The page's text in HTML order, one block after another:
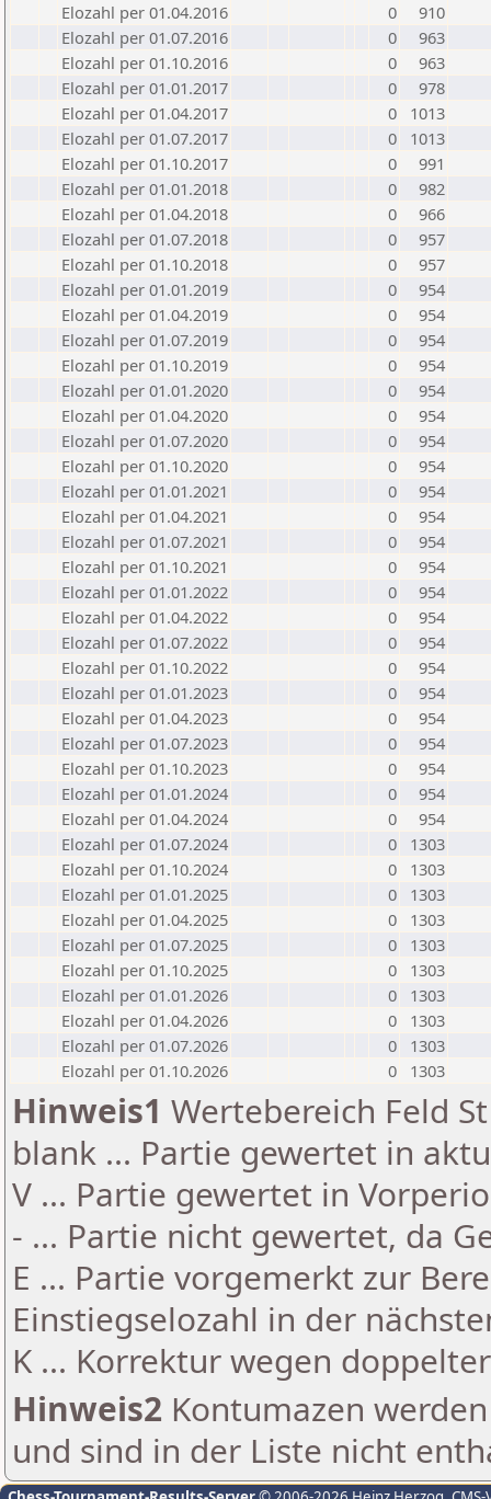
Elozahl per 01.04.2016
0
910
Elozahl per 01.07.2016
0
963
Elozahl per 01.10.2016
0
963
Elozahl per 01.01.2017
0
978
Elozahl per 01.04.2017
0
1013
Elozahl per 01.07.2017
0
1013
Elozahl per 01.10.2017
0
991
Elozahl per 01.01.2018
0
982
Elozahl per 01.04.2018
0
966
Elozahl per 01.07.2018
0
957
Elozahl per 01.10.2018
0
957
Elozahl per 01.01.2019
0
954
Elozahl per 01.04.2019
0
954
Elozahl per 01.07.2019
0
954
Elozahl per 01.10.2019
0
954
Elozahl per 01.01.2020
0
954
Elozahl per 01.04.2020
0
954
Elozahl per 01.07.2020
0
954
Elozahl per 01.10.2020
0
954
Elozahl per 01.01.2021
0
954
Elozahl per 01.04.2021
0
954
Elozahl per 01.07.2021
0
954
Elozahl per 01.10.2021
0
954
Elozahl per 01.01.2022
0
954
Elozahl per 01.04.2022
0
954
Elozahl per 01.07.2022
0
954
Elozahl per 01.10.2022
0
954
Elozahl per 01.01.2023
0
954
Elozahl per 01.04.2023
0
954
Elozahl per 01.07.2023
0
954
Elozahl per 01.10.2023
0
954
Elozahl per 01.01.2024
0
954
Elozahl per 01.04.2024
0
954
Elozahl per 01.07.2024
0
1303
Elozahl per 01.10.2024
0
1303
Elozahl per 01.01.2025
0
1303
Elozahl per 01.04.2025
0
1303
Elozahl per 01.07.2025
0
1303
Elozahl per 01.10.2025
0
1303
Elozahl per 01.01.2026
0
1303
Elozahl per 01.04.2026
0
1303
Elozahl per 01.07.2026
0
1303
Elozahl per 01.10.2026
0 1303
Hinweis1 Wertebereich Feld
blank ... Partie gewertet in
V ... Partie gewertet in
- ... Partie nicht gewertet, da
E ... Partie vorgemerkt zur
Einstiegselozahl in der
K ... Korrektur wegen
Hinweis2 Kontumazen
und sind in der Liste nicht